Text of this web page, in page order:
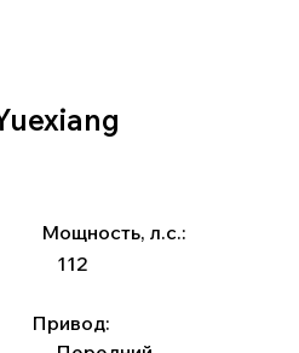
Мощность, л.с.:
112
Привод: